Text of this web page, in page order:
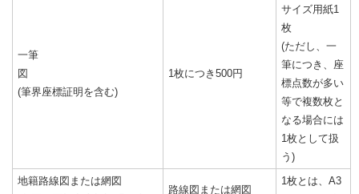
一筆
図
(筆界座標証明を含む)
1枚につき500円
サイズ用紙1
枚
(ただし、一
筆につき、座
標点数が多い
等で複数枚と
なる場合には
1枚として扱
う)
地籍路線図または網図
路線図または網図
1枚とは、A3